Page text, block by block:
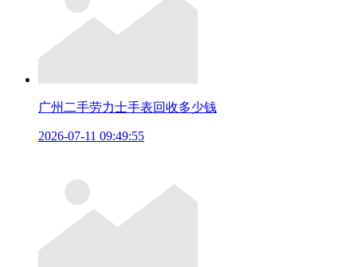
广州二手劳力士手表回收多少钱
2026-07-11 09:49:55